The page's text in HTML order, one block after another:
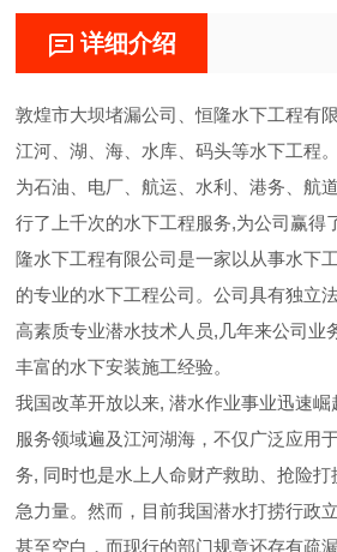
详细介绍
敦煌市大坝堵漏公司、恒隆水下工程
江河、湖、海、水库、码头等水下工程
为石油、电厂、航运、水利、港务、航
行了上千次的水下工程服务,为公司赢得
隆水下工程有限公司是一家以从事水下
的专业的水下工程公司。公司具有独立
高素质专业潜水技术人员,几年来公司业
丰富的水下安装施工经验。
我国改革开放以来, 潜水作业事业迅速崛
服务领域遍及江河湖海，不仅广泛应用
务, 同时也是水上人命财产救助、抢险
急力量。然而，目前我国潜水打捞行政
甚至空白，而现行的部门规章还存有疏